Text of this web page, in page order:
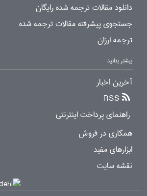
دانلود مقالات ترجمه شده رایگان
جستجوی پیشرفته مقالات ترجمه شده
ترجمه ارزان
بیشتر بدانید
آخرین اخبار
RSS
راهنمای پرداخت اینترنتی
همکاری در فروش
ابزارهای مفید
نقشه سایت